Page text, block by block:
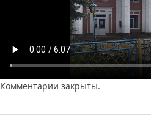
Комментарии закрыты.